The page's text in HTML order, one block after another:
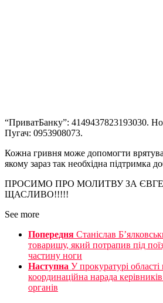
“ПриватБанку”: 4149437823193030.
Пугач: 0953908073.
Кожна гривня може допомогти
якому зараз так необхідна підтримка
ПРОСИМО ПРО МОЛИТВУ ЗА
ЩАСЛИВО!!!!!
See more
Попередня Станіслав
товаришу, який потрапив під
частину ноги
Наступна У прокуратурі області
координаційна нарада
органів